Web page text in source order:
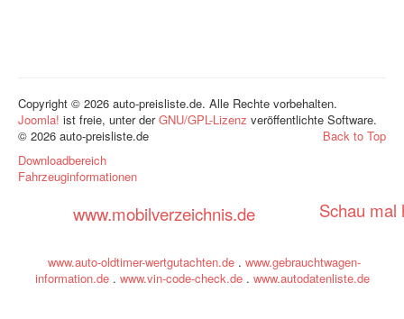
Copyright © 2026 auto-preisliste.de. Alle Rechte vorbehalten.
Joomla! ist freie, unter derGNU/GPL-Lizenz veröffentlichte Software.
Back to Top
© 2026 auto-preisliste.de
Downloadbereich
Fahrzeuginformationen
www.mobilverzeichnis.de Schau mal
www.auto-oldtimer-wertgutachten.de. www.gebrauchtwagen-
information.de. www.vin-code-check.de. www.autodatenliste.de